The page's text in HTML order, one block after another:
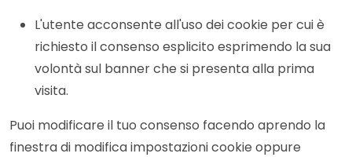
L'utente acconsente all'uso dei cookie per cui è
richiesto il consenso esplicito esprimendo la sua
volontà sul banner che si presenta alla prima
visita.
Puoi modificare il tuo consenso facendo aprendo la
finestra di modifica impostazioni cookie oppure